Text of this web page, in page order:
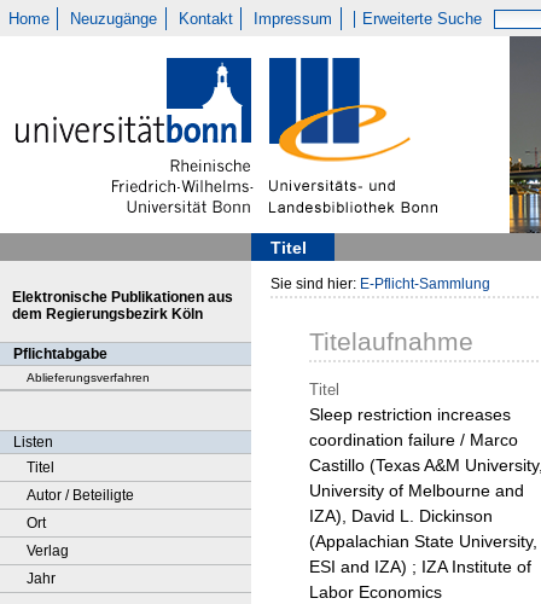
Home Neuzugänge Kontakt Impressum Erweiterte Suche
Titel
Elektronische Publikationen aus
dem Regierungsbezirk Köln
Pflichtabgabe
Ablieferungsverfahren
Listen
Titel
Autor / Beteiligte
Ort
Verlag
Jahr
Sie sind hier: E-Pflicht-Sammlung
Titelaufnahme
Titel
Sleep restriction increases
coordination failure / Marco
Castillo (Texas A&M
University of Melbourne and
IZA), David L. Dickinson
(Appalachian State University,
ESI and IZA) ; IZA Institute of
Labor Economics